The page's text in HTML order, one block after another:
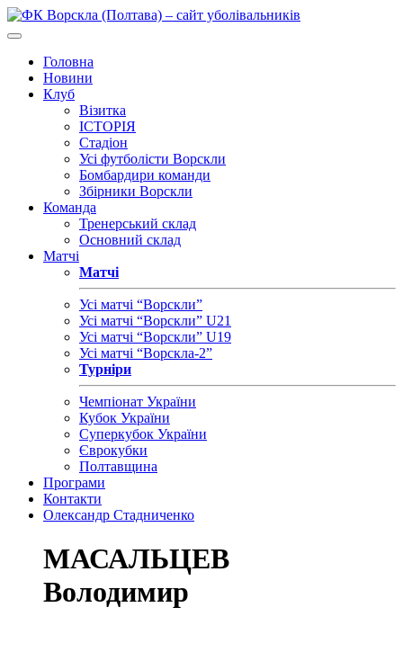
Головна
Новини
Клуб
Візитка
ІСТОРІЯ
Стадіон
Усі футболісти Ворскли
Бомбардири команди
Збірники Ворскли
Команда
Тренерський склад
Основний склад
Матчі
Матчі
Усі матчі “Ворскли”
Усі матчі “Ворскли” U21
Усі матчі “Ворскли” U19
Усі матчі “Ворскла-2”
Турніри
Чемпіонат України
Кубок України
Суперкубок України
Єврокубки
Полтавщина
Програми
Контакти
Олександр Стадниченко
МАСАЛЬЦЕВ
Володимир